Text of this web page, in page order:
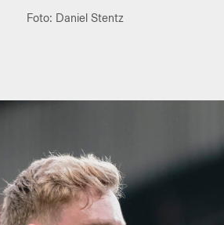
Foto: Daniel Stentz